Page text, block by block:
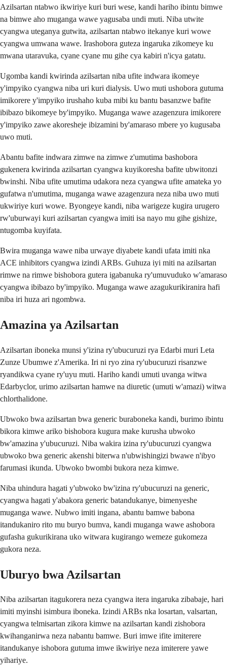
Azilsartan ntabwo ikwiriye kuri buri wese, kandi hariho ibintu bimwe
na bimwe aho muganga wawe yagusaba undi muti. Niba utwite
cyangwa uteganya gutwita, azilsartan ntabwo itekanye kuri wowe
cyangwa umwana wawe. Irashobora guteza ingaruka zikomeye ku
mwana utaravuka, cyane cyane mu gihe cya kabiri n'icya gatatu.
Ugomba kandi kwirinda azilsartan niba ufite indwara ikomeye
y'impyiko cyangwa niba uri kuri dialysis. Uwo muti ushobora gutuma
imikorere y'impyiko irushaho kuba mibi ku bantu basanzwe bafite
ibibazo bikomeye by'impyiko. Muganga wawe azagenzura imikorere
y'impyiko zawe akoresheje ibizamini by'amaraso mbere yo kugusaba
uwo muti.
Abantu bafite indwara zimwe na zimwe z'umutima bashobora
gukenera kwirinda azilsartan cyangwa kuyikoresha bafite ubwitonzi
bwinshi. Niba ufite umutima udakora neza cyangwa ufite amateka yo
gufatwa n'umutima, muganga wawe azagenzura neza niba uwo muti
ukwiriye kuri wowe. Byongeye kandi, niba warigeze kugira urugero
rw'uburwayi kuri azilsartan cyangwa imiti isa nayo mu gihe gishize,
ntugomba kuyifata.
Bwira muganga wawe niba urwaye diyabete kandi ufata imiti nka
ACE inhibitors cyangwa izindi ARBs. Guhuza iyi miti na azilsartan
rimwe na rimwe bishobora gutera igabanuka ry'umuvuduko w'amaraso
cyangwa ibibazo by'impyiko. Muganga wawe azagukurikiranira hafi
niba iri huza ari ngombwa.
Amazina ya Azilsartan
Azilsartan iboneka munsi y'izina ry'ubucuruzi rya Edarbi muri Leta
Zunze Ubumwe z'Amerika. Iri ni ryo zina ry'ubucuruzi risanzwe
ryandikwa cyane ry'uyu muti. Hariho kandi umuti uvanga witwa
Edarbyclor, urimo azilsartan hamwe na diuretic (umuti w'amazi) witwa
chlorthalidone.
Ubwoko bwa azilsartan bwa generic buraboneka kandi, burimo ibintu
bikora kimwe ariko bishobora kugura make kurusha ubwoko
bw'amazina y'ubucuruzi. Niba wakira izina ry'ubucuruzi cyangwa
ubwoko bwa generic akenshi biterwa n'ubwishingizi bwawe n'ibyo
farumasi ikunda. Ubwoko bwombi bukora neza kimwe.
Niba uhindura hagati y'ubwoko bw'izina ry'ubucuruzi na generic,
cyangwa hagati y'abakora generic batandukanye, bimenyeshe
muganga wawe. Nubwo imiti ingana, abantu bamwe babona
itandukaniro rito mu buryo bumva, kandi muganga wawe ashobora
gufasha gukurikirana uko witwara kugirango wemeze gukomeza
gukora neza.
Uburyo bwa Azilsartan
Niba azilsartan itagukorera neza cyangwa itera ingaruka zibabaje, hari
imiti myinshi isimbura iboneka. Izindi ARBs nka losartan, valsartan,
cyangwa telmisartan zikora kimwe na azilsartan kandi zishobora
kwihanganirwa neza nabantu bamwe. Buri imwe ifite imiterere
itandukanye ishobora gutuma imwe ikwiriye neza imiterere yawe
yihariye.